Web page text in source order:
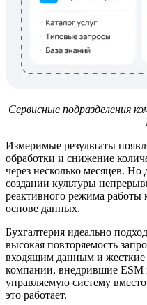
Сервисные подразделения
Измеримые результаты
обработки и снижение
через несколько месяцев. Но
создании культуры
реактивного режима
основе данных.
Бухгалтерия идеально
высокая повторяемость
входящим данным и жесткие
компании, внедрившие ESM
управляемую систему
это работает.